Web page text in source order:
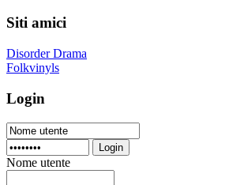
Siti amici
Disorder Drama
Folkvinyls
Login
Login
Nome utente